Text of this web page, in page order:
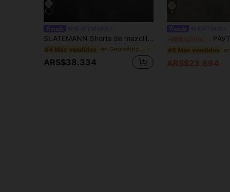
SLATEMANN Shorts de mezclilla para hombre con doble cintura, cordón ajustable, bolsillos y bordados
#4 Más vendidos en Geométrico Pantalones cortos para hombre
ARS$38.334
-10% PAVTROS Conjunto de pantalones cortos para hombres Manfinity Streetrush, cintura elástica, alta tolerancia, tiro alto y
#8 Más vendidos
ARS$23.864